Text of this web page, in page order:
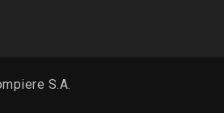
S.A.